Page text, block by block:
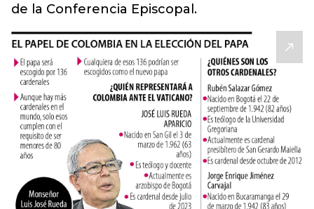
de la Conferencia Episcopal.